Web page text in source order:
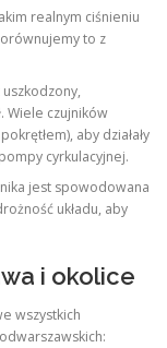
realnym ciśnieniu
to z
uszkodzony,
Wiele czujników
aby działały
cyrkulacyjnej.
jest spowodowana
układu, aby
i okolice
wszystkich